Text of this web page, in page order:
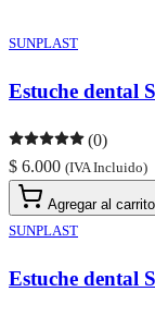
SUNPLAST
Estuche dental
(0)
$ 6.000 (IVA Incluido)
Agregar al carrito
SUNPLAST
Estuche dental